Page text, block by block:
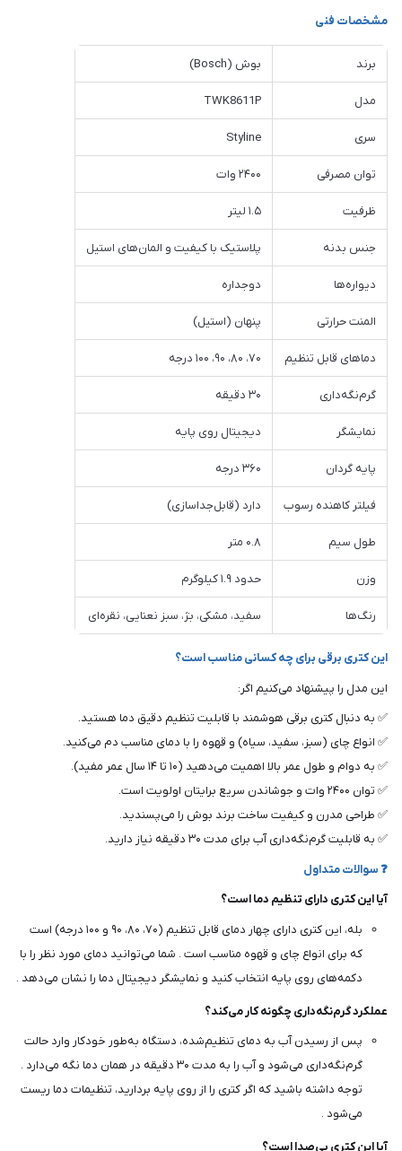
مشخصات فنی
برند بوش (Bosch)
مدل TWK8611P
سری Styline
توان مصرفی ۲۴۰۰ وات
ظرفیت ۱.۵ لیتر
جنس بدنه پلاستیک با کیفیت و المان‌های استیل
دیواره‌ها دوجداره
المنت حرارتی پنهان (استیل)
دماهای قابل تنظیم ۷۰، ۸۰، ۹۰، ۱۰۰ درجه
گرم‌نگه‌داری ۳۰ دقیقه
نمایشگر دیجیتال روی پایه
پایه گردان ۳۶۰ درجه
فیلتر کاهنده رسوب دارد (قابل‌جداسازی)
طول سیم ۰.۸ متر
وزن حدود ۱.۹ کیلوگرم
رنگ‌ها سفید، مشکی، بژ، سبز نعنایی، نقره‌ای
این کتری برقی برای چه کسانی مناسب است؟
این مدل را پیشنهاد می‌کنیم اگر:
✅ به دنبال کتری برقی هوشمند با قابلیت تنظیم دقیق دما هستید.
✅ انواع چای (سبز، سفید، سیاه) و قهوه را با دمای مناسب دم می‌کنید.
✅ به دوام و طول عمر بالا اهمیت می‌دهید (۱۰ تا ۱۴ سال عمر مفید).
✅ توان ۲۴۰۰ وات و جوشاندن سریع برایتان اولویت است.
✅ طراحی مدرن و کیفیت ساخت برند بوش را می‌پسندید.
✅ به قابلیت گرم‌نگه‌داری آب برای مدت ۳۰ دقیقه نیاز دارید.
❓ سوالات متداول
آیا این کتری دارای تنظیم دما است؟
بله، این کتری دارای چهار دمای قابل تنظیم (۷۰، ۸۰، ۹۰ و ۱۰۰ درجه) است
که برای انواع چای و قهوه مناسب است . شما می‌توانید دمای مورد نظر را با
دکمه‌های روی پایه انتخاب کنید و نمایشگر دیجیتال دما را نشان می‌دهد .
عملکرد گرم‌نگه‌داری چگونه کار می‌کند؟
پس از رسیدن آب به دمای تنظیم‌شده، دستگاه به‌طور خودکار وارد حالت
گرم‌نگه‌داری می‌شود و آب را به مدت ۳۰ دقیقه در همان دما نگه می‌دارد .
توجه داشته باشید که اگر کتری را از روی پایه بردارید، تنظیمات دما ریست
می‌شود .
آیا این کتری بی‌صدا است؟